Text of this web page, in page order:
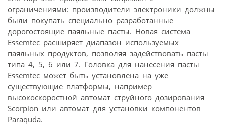
ограничениями: производители электроники должны
были покупать специально разработанные
дорогостоящие паяльные пасты. Новая система
Essemtec расширяет диапазон используемых
паяльных продуктов, позволяя задействовать пасты
типа 4, 5, 6 или 7. Головка для нанесения пасты
Essemtec может быть установлена на уже
существующие платформы, например
высокоскоростной автомат струйного дозирования
Scorpion или автомат для установки компонентов
Paraquda.